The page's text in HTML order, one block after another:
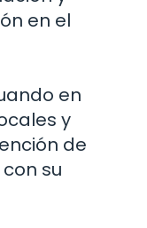
en el
en
y
de
su